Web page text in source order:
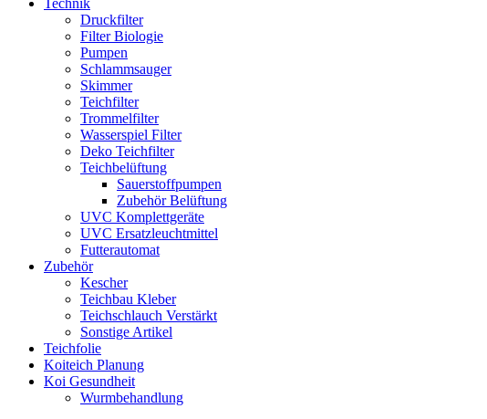
Druckfilter
Filter Biologie
Pumpen
Schlammsauger
Skimmer
Teichfilter
Trommelfilter
Wasserspiel Filter
Deko Teichfilter
Teichbelüftung
Sauerstoffpumpen
Zubehör Belüftung
UVC Komplettgeräte
UVC Ersatzleuchtmittel
Futterautomat
Zubehör
Kescher
Teichbau Kleber
Teichschlauch Verstärkt
Sonstige Artikel
Teichfolie
Koiteich Planung
Koi Gesundheit
Wurmbehandlung